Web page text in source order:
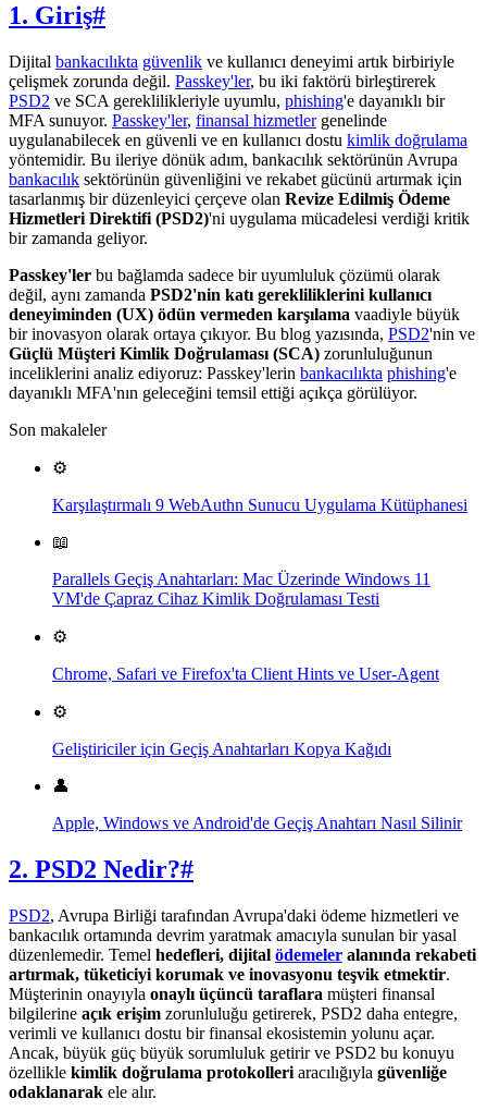
1. Giriş#
Dijital bankacılıkta güvenlik ve kullanıcı deneyimi artık birbiriyle
çelişmek zorunda değil. Passkey'ler, bu iki faktörü birleştirerek
PSD2 ve SCA gereklilikleriyle uyumlu, phishing'e dayanıklı bir
MFA sunuyor. Passkey'ler, finansal hizmetlergenelinde
uygulanabilecek en güvenli ve en kullanıcı dostu kimlik doğrulama
yöntemidir. Bu ileriye dönük adım, bankacılık sektörünün Avrupa
bankacılık sektörünün güvenliğini ve rekabet gücünü artırmak için
tasarlanmış bir düzenleyici çerçeve olan Revize Edilmiş Ödeme
Hizmetleri Direktifi (PSD2)'ni uygulama mücadelesi verdiği kritik
bir zamanda geliyor.
Passkey'ler bu bağlamda sadece bir uyumluluk çözümü olarak
değil, aynı zamanda PSD2'nin katı gerekliliklerini kullanıcı
deneyiminden (UX) ödün vermeden karşılama vaadiyle büyük
bir inovasyon olarak ortaya çıkıyor. Bu blog yazısında, PSD2'nin ve
Güçlü Müşteri Kimlik Doğrulaması (SCA) zorunluluğunun
inceliklerini analiz ediyoruz: Passkey'lerin bankacılıkta phishing'e
dayanıklı MFA'nın geleceğini temsil ettiği açıkça görülüyor.
Son makaleler
⚙️
Karşılaştırmalı 9 WebAuthn Sunucu Uygulama Kütüphanesi
📖
Parallels Geçiş Anahtarları: Mac Üzerinde Windows 11
VM'de Çapraz Cihaz Kimlik Doğrulaması Testi
⚙️
Chrome, Safari ve Firefox'ta Client Hints ve User-Agent
⚙️
Geliştiriciler için Geçiş Anahtarları Kopya Kağıdı
👤
Apple, Windows ve Android'de Geçiş Anahtarı Nasıl Silinir
2. PSD2 Nedir?#
PSD2, Avrupa Birliği tarafından Avrupa'daki ödeme hizmetleri ve
bankacılık ortamında devrim yaratmak amacıyla sunulan bir yasal
düzenlemedir. Temel hedefleri, dijital ödemeler alanında rekabeti
artırmak, tüketiciyi korumak ve inovasyonu teşvik etmektir.
Müşterinin onayıyla onaylı üçüncü taraflara müşteri finansal
bilgilerine açık erişim zorunluluğu getirerek, PSD2 daha entegre,
verimli ve kullanıcı dostu bir finansal ekosistemin yolunu açar.
Ancak, büyük güç büyük sorumluluk getirir ve PSD2 bu konuyu
özellikle kimlik doğrulama protokolleri aracılığıyla güvenliğe
odaklanarak ele alır.